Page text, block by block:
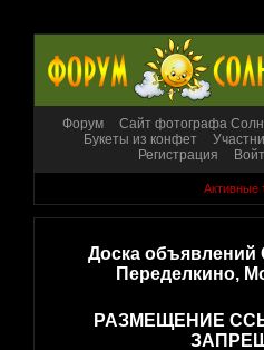
Форум Сайт фотографа
Букеты из конфет
Регистрация
Активные
Доска объявлений
Переделкино,
РАЗМЕЩЕНИЕ